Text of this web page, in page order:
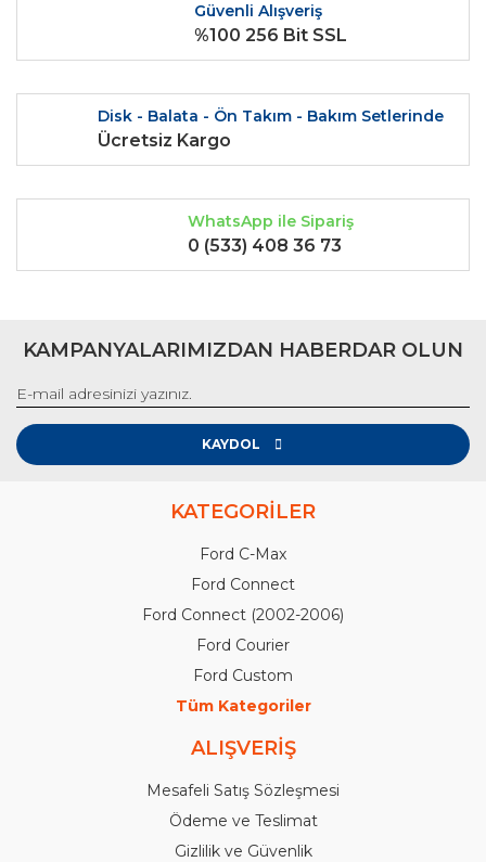
Güvenli Alışveriş
%100 256 Bit SSL
Disk - Balata - Ön Takım - Bakım Setlerinde
Ücretsiz Kargo
WhatsApp ile Sipariş
0 (533) 408 36 73
KAMPANYALARIMIZDAN HABERDAR OLUN
KAYDOL
KATEGORİLER
Ford C-Max
Ford Connect
Ford Connect (2002-2006)
Ford Courier
Ford Custom
Tüm Kategoriler
ALIŞVERİŞ
Mesafeli Satış Sözleşmesi
Ödeme ve Teslimat
Gizlilik ve Güvenlik